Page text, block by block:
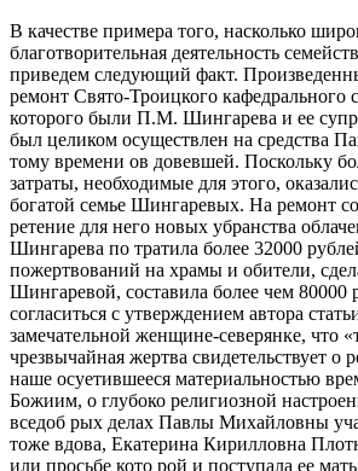
В качестве примера того, насколько
благотворительная деятельность
приведем следующий факт.
ремонт Свято-Троицкого кафедрального
которого были П.М. Шингарева и ее
был целиком осуществлен на средства
тому времени ов довевшей. Поскольку
затраты, необходимые для этого,
богатой семье Шингаревых. На ремонт
ретение для него новых убранства
Шингарева по тратила более 32000
пожертвований на храмы и обители,
Шингаревой, составила более чем 80000
согласиться с утверждением автора
замечательной женщине-северянке, что
чрезвычайная жертва свидетельствует о
наше осуетившееся материальностью
Божиим, о глубоко религиозной
вседоб рых делах Павлы Михайловны
тоже вдова, Екатерина Кирилловна
или просьбе кото рой и поступала ее